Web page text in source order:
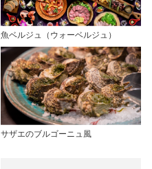
魚ベルジュ（ウォーベルジュ）
サザエのブルゴーニュ風